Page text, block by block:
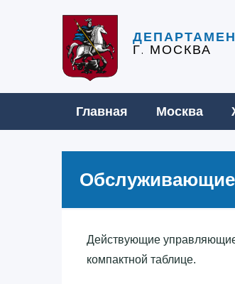
Г. МОСКВА
Главная Москва
Обслуживающие
Действующие
компактной таблице.